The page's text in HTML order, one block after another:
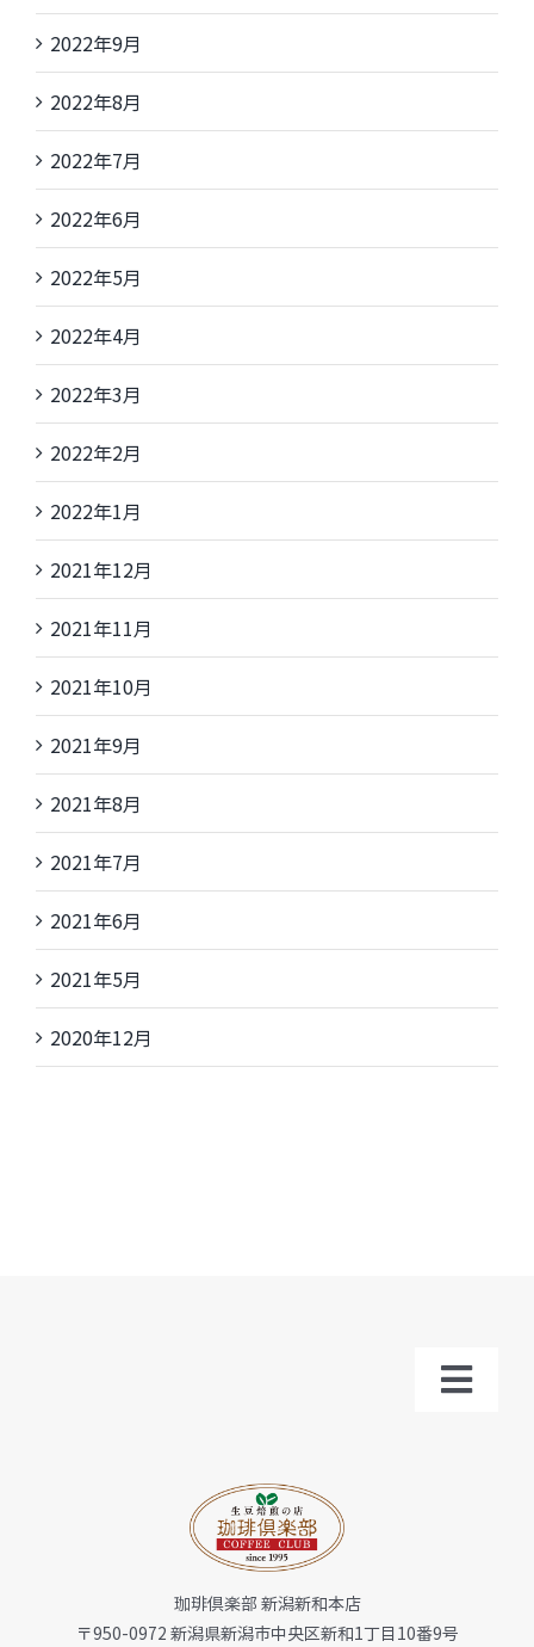
2022年9月
2022年8月
2022年7月
2022年6月
2022年5月
2022年4月
2022年3月
2022年2月
2022年1月
2021年12月
2021年11月
2021年10月
2021年9月
2021年8月
2021年7月
2021年6月
2021年5月
2020年12月
珈琲倶楽部 新潟新和本店
〒950-0972 新潟県新潟市中央区新和1丁目10番9号